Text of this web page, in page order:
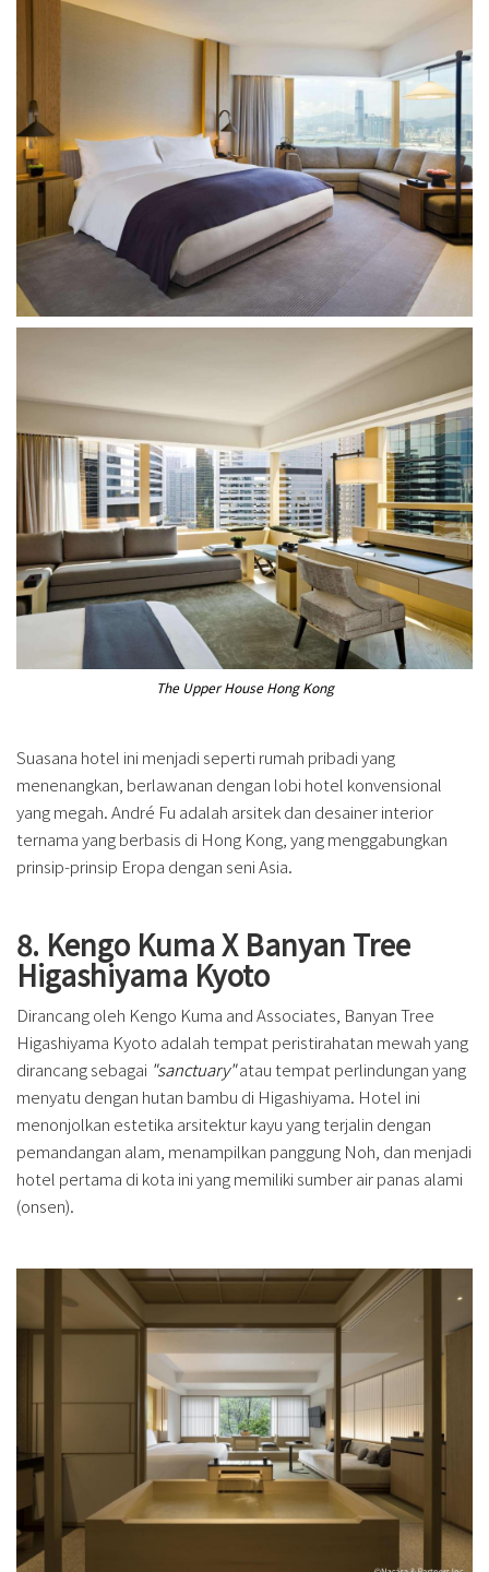
The Upper House Hong Kong
Suasana hotel ini menjadi seperti rumah pribadi yang
menenangkan, berlawanan dengan lobi hotel konvensional
yang megah. André Fu adalah arsitek dan desainer interior
ternama yang berbasis di Hong Kong, yang menggabungkan
prinsip-prinsip Eropa dengan seni Asia.
8. Kengo Kuma X Banyan Tree
Higashiyama Kyoto
Dirancang oleh Kengo Kuma and Associates, Banyan Tree
Higashiyama Kyoto adalah tempat peristirahatan mewah yang
dirancang sebagai "sanctuary"atau tempat perlindungan yang
menyatu dengan hutan bambu di Higashiyama. Hotel ini
menonjolkan estetika arsitektur kayu yang terjalin dengan
pemandangan alam, menampilkan panggung Noh, dan menjadi
hotel pertama di kota ini yang memiliki sumber air panas alami
(onsen).